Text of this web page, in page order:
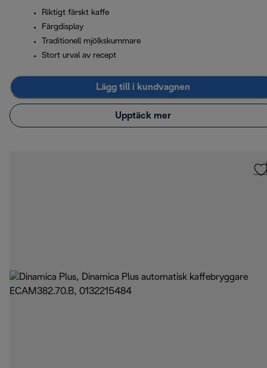
Riktigt färskt kaffe
Färgdisplay
Traditionell mjölkskummare
Stort urval av recept
Lägg till i kundvagnen
Upptäck mer